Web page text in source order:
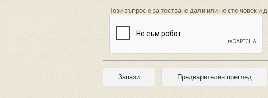
Този въпрос е за тестване дали или не сте човек и